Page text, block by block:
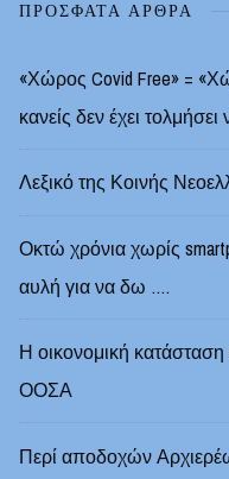
ΠΡΌΣΦΑΤΑ ΆΡΘΡΑ
«Χώρος Covid Free» =
κανείς δεν έχει
Λεξικό της Κοινής
Οκτώ χρόνια χωρίς
αυλή για να δω ….
Η οικονομική
ΟΟΣΑ
Περί αποδοχών